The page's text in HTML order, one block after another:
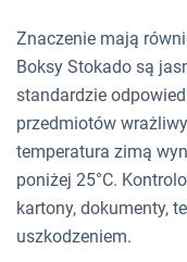
Znaczenie mają
Boksy Stokado są
standardzie
przedmiotów
temperatura zimą
poniżej 25°C.
kartony, dokumenty,
uszkodzeniem.